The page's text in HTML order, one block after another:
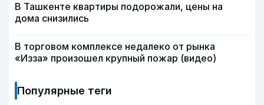
В Ташкенте квартиры подорожали, цены на
дома снизились
В торговом комплексе недалеко от рынка
«Изза» произошел крупный пожар (видео)
Популярные теги